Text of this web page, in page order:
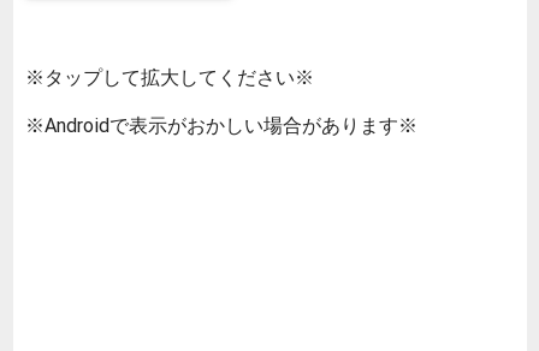
※タップして拡大してください※
※Androidで表示がおかしい場合があります※